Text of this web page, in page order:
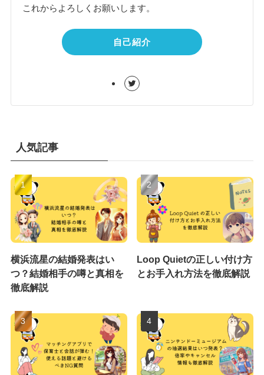
これからよろしくお願いします。
自己紹介
人気記事
横浜流星の結婚発表はい
つ？結婚相手の噂と真相を
徹底解説
Loop Quietの正しい付け方
とお手入れ方法を徹底解説